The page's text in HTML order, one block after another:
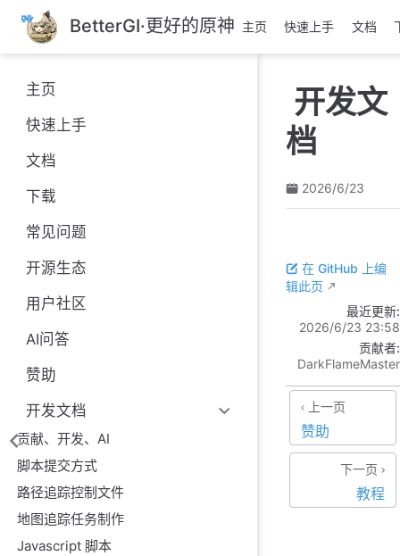
跳
至
主
要
內
容
BetterGI·更好的原神 主页 快速上手 文档
主页
快速上手
文档
下载
常见问题
开源生态
用户社区
AI问答
赞助
开发文档
贡献、开发、AI
脚本提交方式
路径追踪控制文件
地图追踪任务制作
Javascript 脚本
开发文
档
2026/6/23
在 GitHub 上编
辑此页
最近更新:
2026/6/23 23:58
贡献者:
DarkFlameMaster
上一页
赞助
下一页
教程